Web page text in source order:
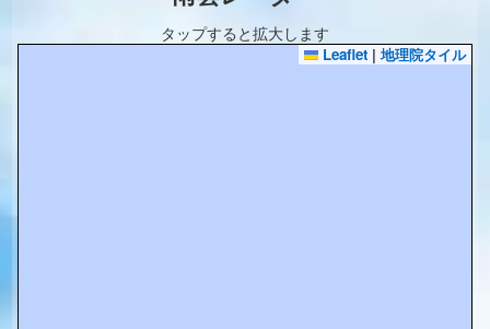
タップすると拡大します
Leaflet | 地理院タイル